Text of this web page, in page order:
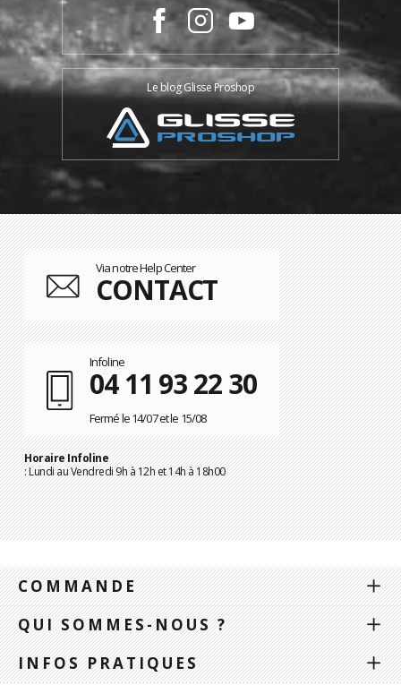
Le blog Glisse Proshop
Via notre Help Center
CONTACT
Infoline
04 11 93 22 30
Fermé le 14/07 et le 15/08
Horaire Infoline
: Lundi au Vendredi 9h à 12h et 14h à 18h00
COMMANDE
QUI SOMMES-NOUS ?
INFOS PRATIQUES